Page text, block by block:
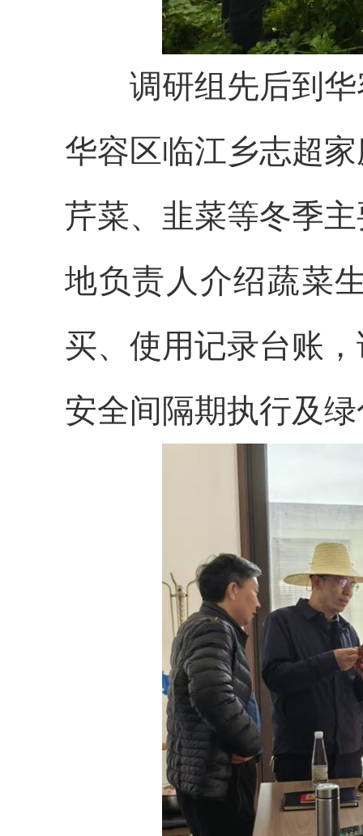
调研组先后到华
华容区临江乡志超
芹菜、韭菜等冬季
地负责人介绍蔬菜
买、使用记录台账
安全间隔期执行及